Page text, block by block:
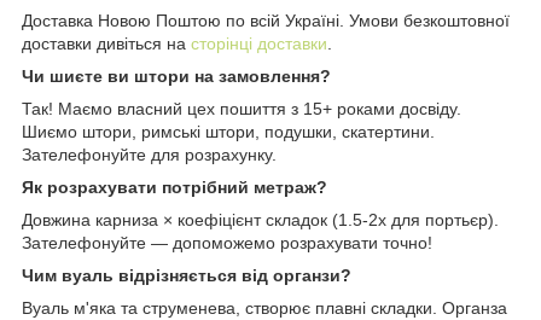
Доставка Новою Поштою по всій Україні. Умови безкоштовної
доставки дивіться на сторінці доставки.
Чи шиєте ви штори на замовлення?
Так! Маємо власний цех пошиття з 15+ роками досвіду.
Шиємо штори, римські штори, подушки, скатертини.
Зателефонуйте для розрахунку.
Як розрахувати потрібний метраж?
Довжина карниза × коефіцієнт складок (1.5-2x для портьєр).
Зателефонуйте — допоможемо розрахувати точно!
Чим вуаль відрізняється від органзи?
Вуаль м'яка та струменева, створює плавні складки. Органза